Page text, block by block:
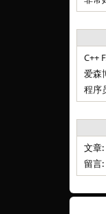
C++
爱森
程序
文章:
留言